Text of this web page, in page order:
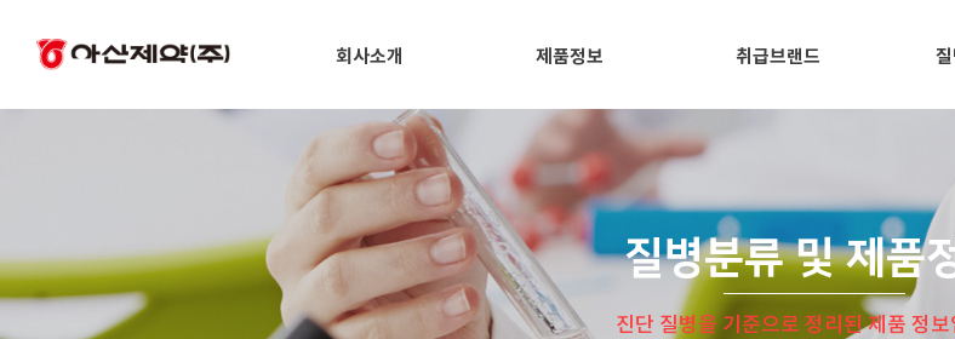
회사소개 제품정보 취급브랜드
질병분류 및 제품
진단 질병을 기준으로 정리된 제품 정